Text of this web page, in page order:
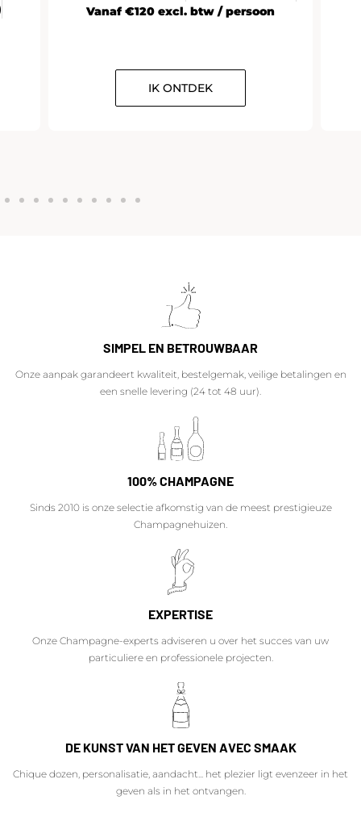
Vanaf €120 excl. btw / persoon
IK ONTDEK
SIMPEL EN BETROUWBAAR
Onze aanpak garandeert kwaliteit, bestelgemak, veilige betalingen en
een snelle levering (24 tot 48 uur).
100% CHAMPAGNE
Sinds 2010 is onze selectie afkomstig van de meest prestigieuze
Champagnehuizen.
EXPERTISE
Onze Champagne-experts adviseren u over het succes van uw
particuliere en professionele projecten.
DE KUNST VAN HET GEVEN AVEC SMAAK
Chique dozen, personalisatie, aandacht... het plezier ligt evenzeer in het
geven als in het ontvangen.